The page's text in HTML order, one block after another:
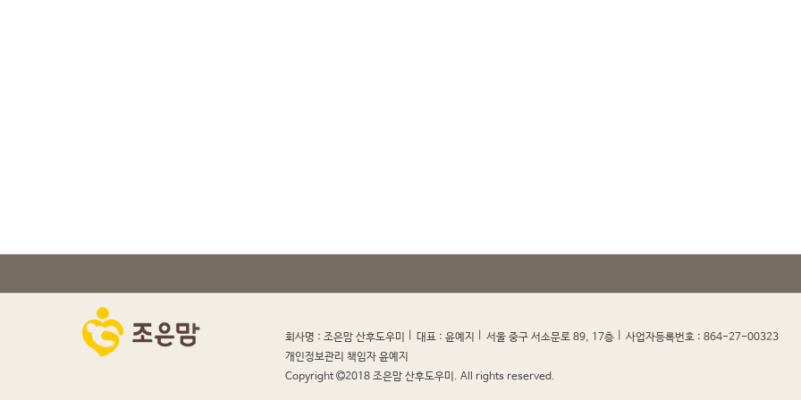
회사명 : 조은맘 산후도우미 대표 : 윤예지 서울 중구 서소문로 89, 17층 사업자등록번호 : 864-27-00323
개인정보관리 책임자 윤예지
Copyright
2018 조은맘 산후도우미. All rights reserved.